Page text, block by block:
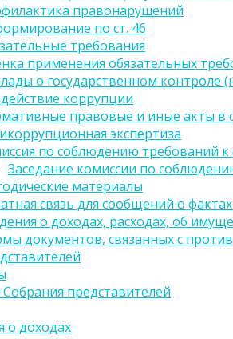
правонарушений
по ст. 46
требования
применения обязательных
о государственном контроле
коррупции
правовые и иные акты в
экспертиза
по соблюдению требований
Заседание комиссии по
материалы
связь для сообщений о
о доходах, расходах, об
документов, связанных с
представителей
о доходах